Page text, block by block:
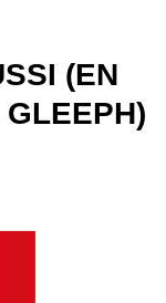
(EN
GLEEPH)